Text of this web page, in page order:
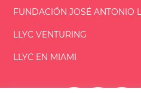
FUNDACIÓNJOSÉ ANTONIO
LLYC VENTURING
LLYC EN MIAMI